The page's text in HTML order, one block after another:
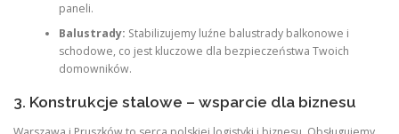
paneli.
Balustrady: Stabilizujemy luźne balustrady balkonowe i
schodowe, co jest kluczowe dla bezpieczeństwa Twoich
domowników.
3. Konstrukcje stalowe – wsparcie dla biznesu